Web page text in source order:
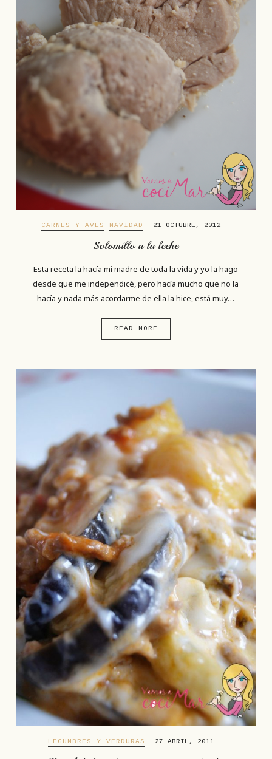
CARNES Y AVES NAVIDAD 21 OCTUBRE, 2012
Solomillo a la leche
Esta receta la hacía mi madre de toda la vida y yo la hago
desde que me independicé, pero hacía mucho que no la
hacía y nada más acordarme de ella la hice, está muy…
READ MORE
LEGUMBRES Y VERDURAS 27 ABRIL, 2011